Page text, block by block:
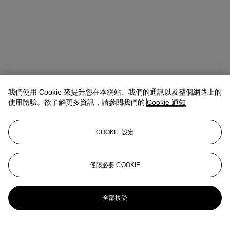
我們使用 Cookie 來提升您在本網站、我們的通訊以及整個網路上的
使用體驗。欲了解更多資訊，請參閱我們的 Cookie 通知
COOKIE 設定
僅限必要 COOKIE
全部接受